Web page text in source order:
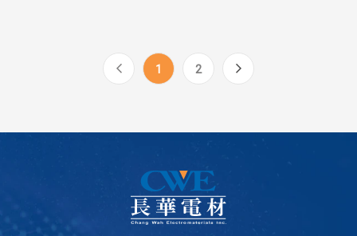
350mm。 - 配有上下FAME，
用於高質量的全模具成型。 -
段式樹脂流速控制，實現高
型電子裝置的T/F molding 系
統 - 大面積和高功率的合模壓
材料産品 - 獨立式預熱平台設
量雙Hopper 乘載較小tablet
的供給 - 可以安排多個小尺寸
tablet 滿足産品cycle time
1 2